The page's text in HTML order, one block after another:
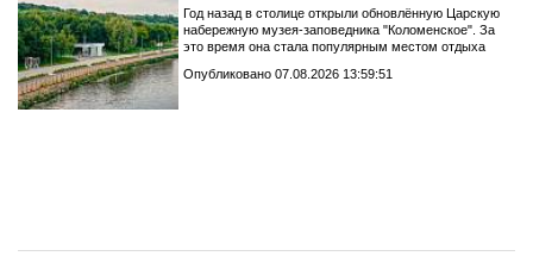
Год назад в столице открыли обновлённую Царскую
набережную музея-заповедника "Коломенское". За
это время она стала популярным местом отдыха
Опубликовано 07.08.2026 13:59:51